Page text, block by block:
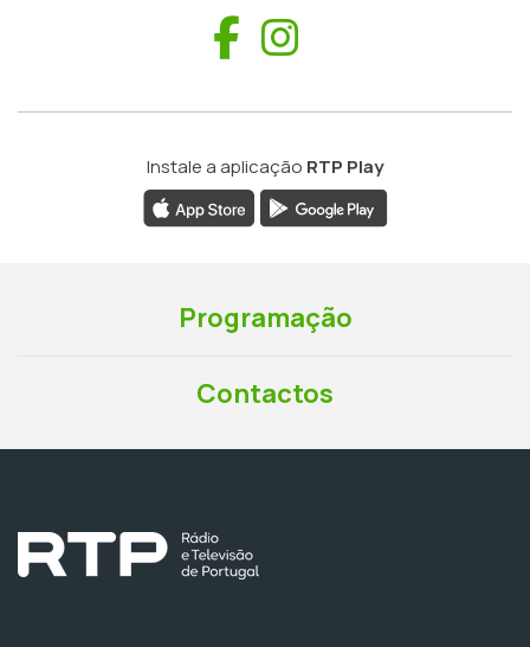
Facebook
Instale a aplicação RTP Play
Programação
Contactos